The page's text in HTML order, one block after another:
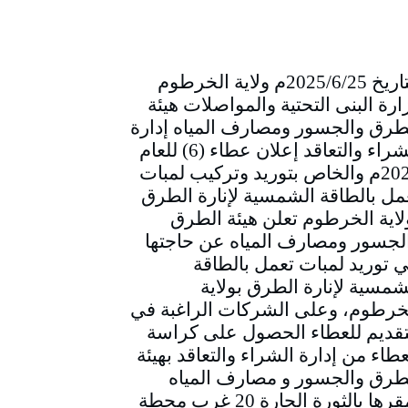
التاريخ 2025/6/25م ولاية الخرطوم
البنى التحتية والمواصلات هيئة
والجسور ومصارف المياه إدارة
الشراء والتعاقد إعلان عطاء (6) للعام
2025م والخاص بتوريد وتركيب لمبات
بالطاقة الشمسية لإنارة الطرق
الخرطوم تعلن هيئة الطرق
ومصارف المياه عن حاجتها
توريد لمبات تعمل بالطاقة
لإنارة الطرق بولاية
وعلى الشركات الراغبة في
للعطاء الحصول على كراسة
من إدارة الشراء والتعاقد بهيئة
والجسور و مصارف المياه
بمقرها بالثورة الحارة 20 غرب محطة